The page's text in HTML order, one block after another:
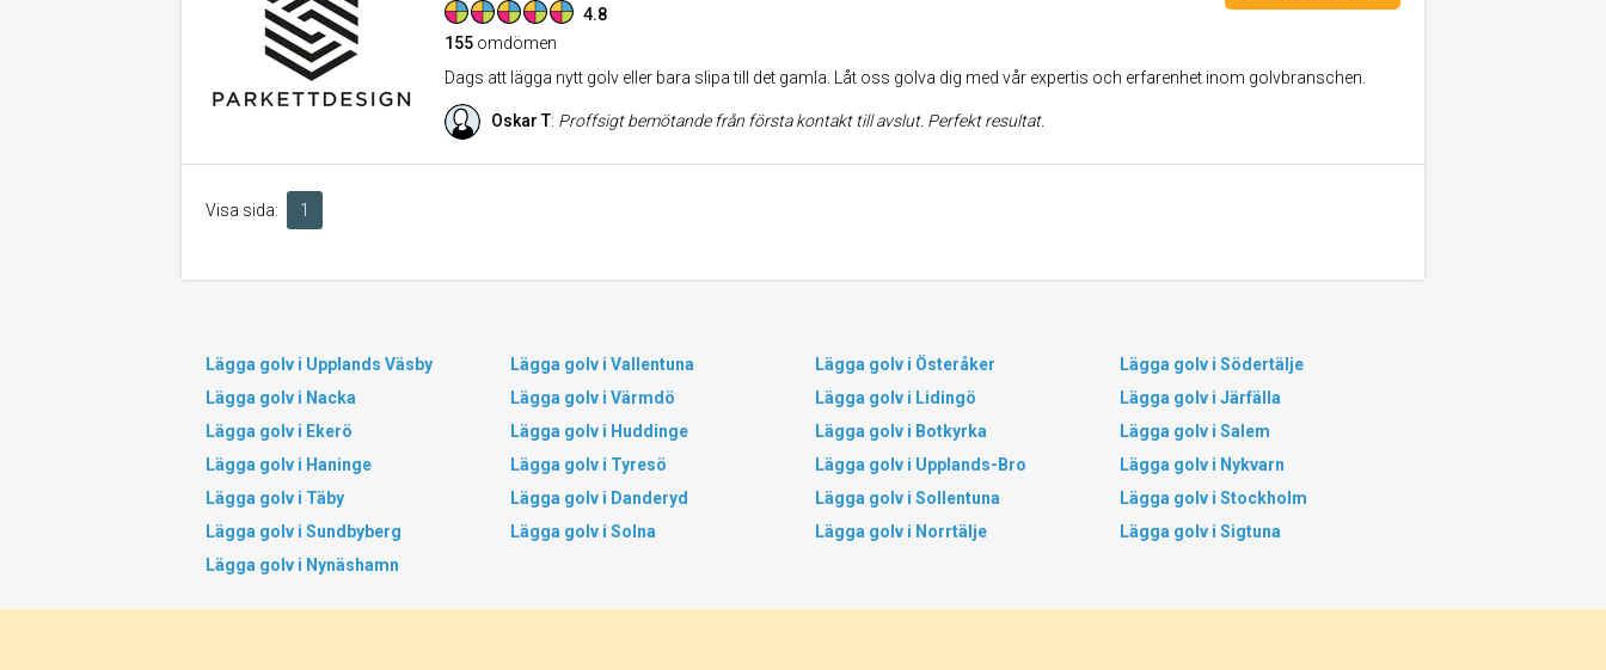
4.8
155 omdömen
Dags att lägga nytt golv eller bara slipa till det gamla. Låt oss golva dig med vår expertis och erfarenhet inom golvbranschen.
Oskar T: Proffsigt bemötande från första kontakt till avslut. Perfekt resultat.
Visa sida: 1
Lägga golv i Upplands Väsby Lägga golv i Vallentuna Lägga golv i Österåker
Lägga golv i Södertälje
Lägga golv i Nacka
Lägga golv i Värmdö Lägga golv i Lidingö
Lägga golv i Järfälla
Lägga golv i Ekerö
Lägga golv i Huddinge Lägga golv i Botkyrka
Lägga golv i Salem
Lägga golv i Haninge
Lägga golv i Tyresö Lägga golv i Upplands-Bro
Lägga golv i Nykvarn
Lägga golv i Täby
Lägga golv i Danderyd Lägga golv i Sollentuna
Lägga golv i Stockholm
Lägga golv i Sundbyberg
Lägga golv i Solna Lägga golv i Norrtälje
Lägga golv i Sigtuna
Lägga golv i Nynäshamn